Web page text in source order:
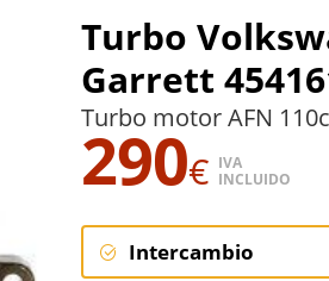
Turbo
Garrett
Turbo motor AFN
290€ IVA
INCLUIDO
Intercambio